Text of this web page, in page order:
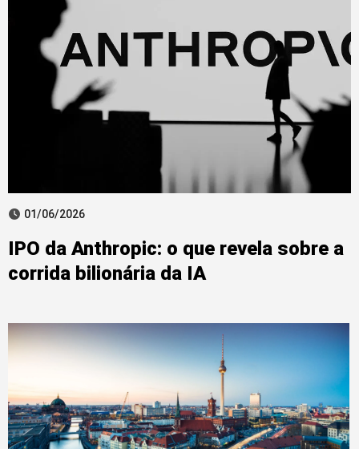
01/06/2026
IPO da Anthropic: o que revela sobre a
corrida bilionária da IA